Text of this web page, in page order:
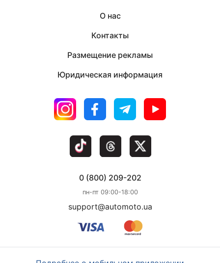
О нас
Контакты
Размещение рекламы
Юридическая информация
0 (800) 209-202
пн-пт 09:00-18:00
support@automoto.ua